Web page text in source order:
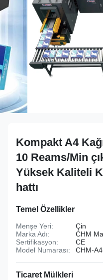
Kompakt A4
10 Reams/Min
Yüksek Kaliteli
hattı
Temel Özellikler
Menşe Yeri:
Çin
Marka Adı:
CHM
Sertifikasyon:
CE
Model Numarası:
CHM-
Ticaret Mülkleri